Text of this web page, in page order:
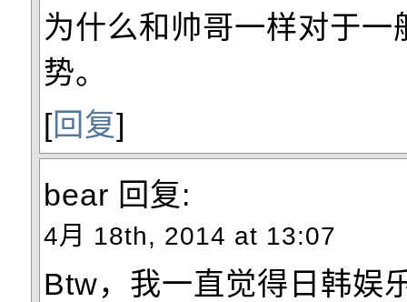
为什么和帅哥一样对于一
势。
[回复]
bear 回复:
4月 18th, 2014 at 13:07
Btw，我一直觉得日韩娱